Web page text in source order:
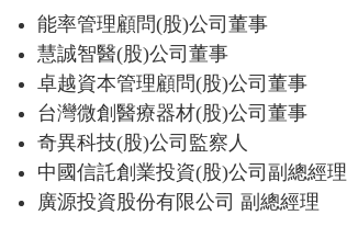
能率管理顧問(股)公司董事
慧誠智醫(股)公司董事
卓越資本管理顧問(股)公司董事
台灣微創醫療器材(股)公司董事
奇異科技(股)公司監察人
中國信託創業投資(股)公司副總經理
廣源投資股份有限公司 副總經理